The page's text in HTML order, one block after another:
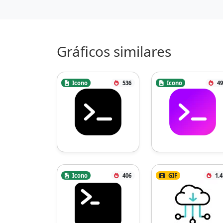
Gráficos similares
Icono 536 Icono
Icono 406 GIF